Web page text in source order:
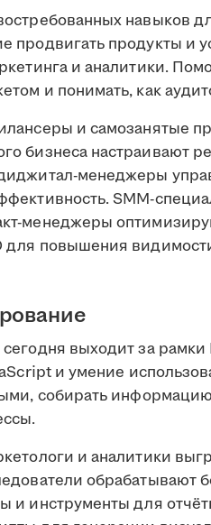
навыков
продвигать продукты и
и аналитики.
и понимать, как
и самозанятые
бизнеса настраивают
менеджеры
SMM-
менеджеры
для повышения
выходит за
и умение
собирать
и аналитики
и инструменты для